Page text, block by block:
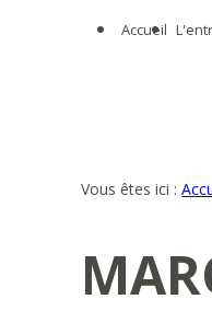
Accueil
Vous êtes ici :